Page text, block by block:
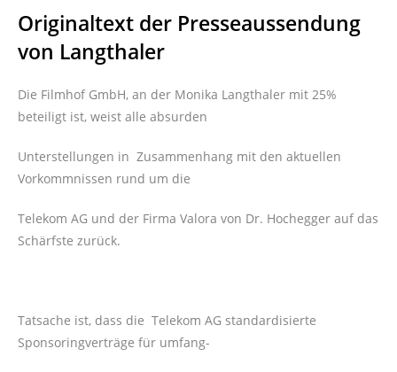
Originaltext der Presseaussendung
von Langthaler
Die Filmhof GmbH, an der Monika Langthaler mit 25%
beteiligt ist, weist alle absurden
Unterstellungen in Zusammenhang mit den aktuellen
Vorkommnissen rund um die
Telekom AG und der Firma Valora von Dr. Hochegger auf das
Schärfste zurück.
Tatsache ist, dass die Telekom AG standardisierte
Sponsoringverträge für umfang-